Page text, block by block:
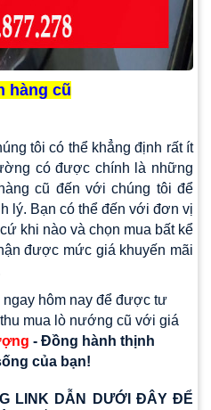
hàng cũ
tôi có thể khẳng định rất ít
có được chính là những
cũ đến với chúng tôi để
lý. Bạn có thể đến với đơn vị
khi nào và chọn mua bất kể
được mức giá khuyến mãi
hôm nay để được tư
mua lò nướng cũ với giá
- Đồng hành thịnh
của bạn!
LINK DẪN DƯỚI ĐÂY ĐỂ